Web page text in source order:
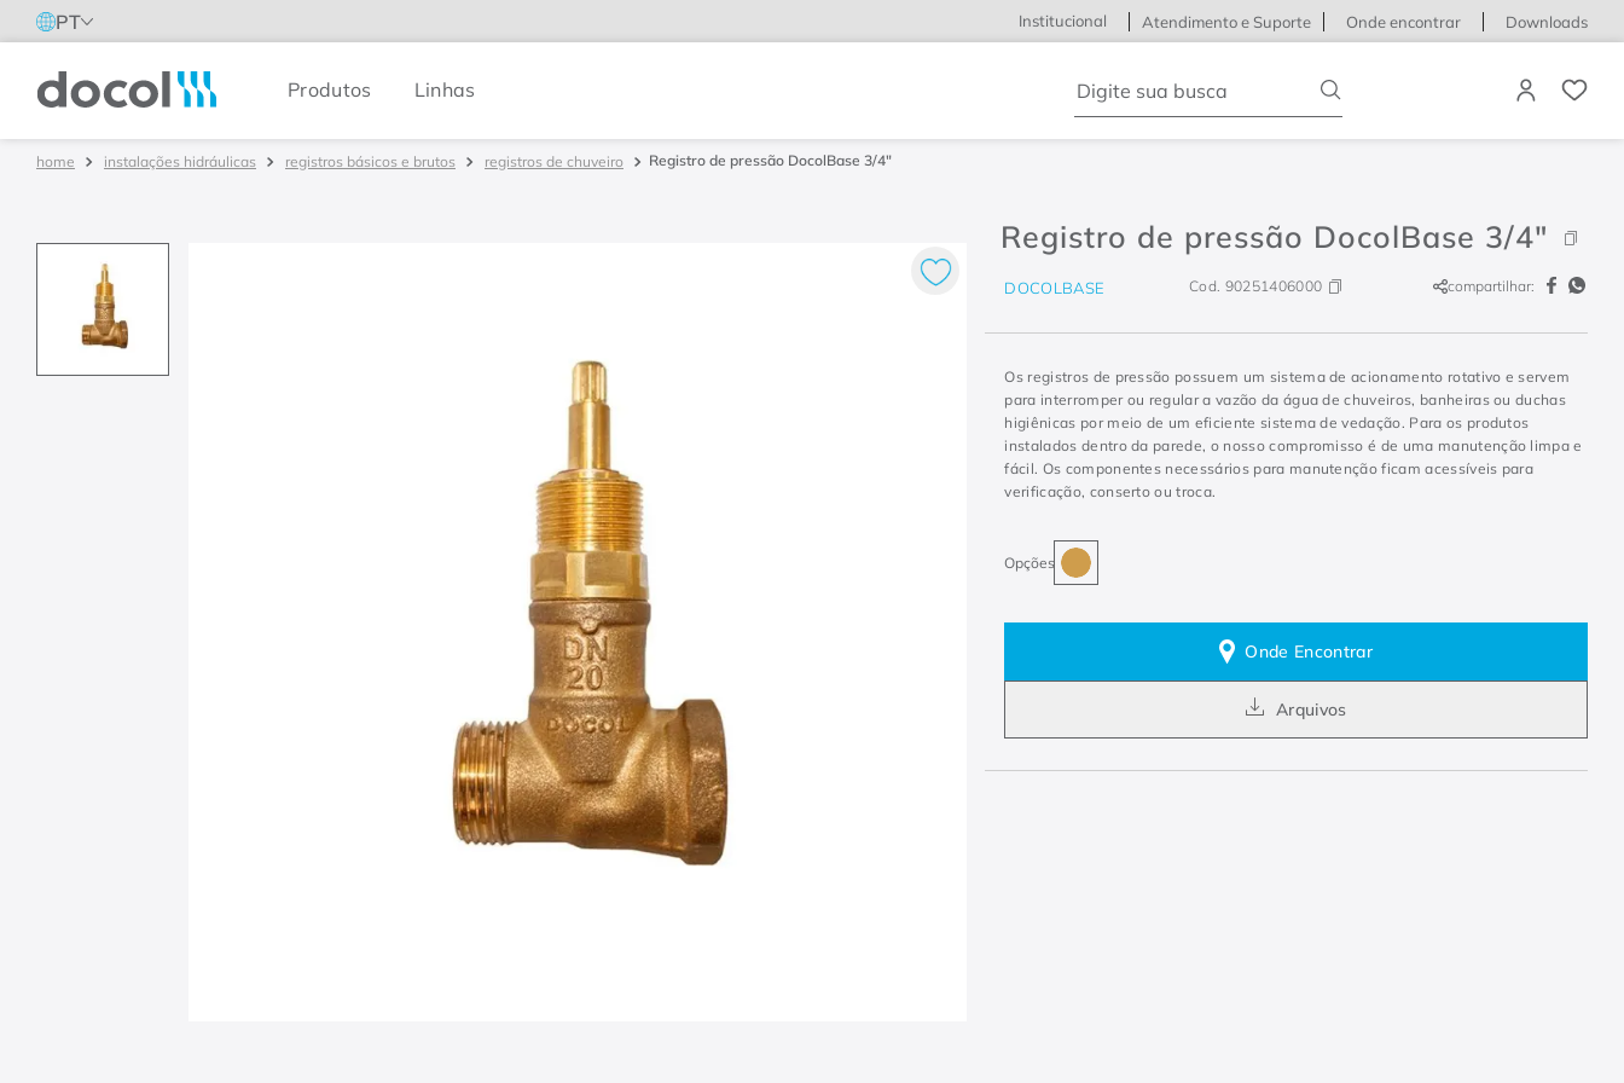
PT Institucional Atendimento e Suporte Onde encontrar Downloads
Docol Produtos Linhas
instalações hidráulicas registros básicos e brutos registros de chuveiro Registro de pressão DocolBase 3/4"
Registro de pressão DocolBase 3/4"
DOCOLBASE Cod. 90251406000 compartilhar:
Os registros de pressão possuem um sistema de acionamento rotativo e servem
para interromper ou regular a vazão da água de chuveiros, banheiras ou duchas
higiênicas por meio de um eficiente sistema de vedação. Para os produtos
instalados dentro da parede, o nosso compromisso é de uma manutenção limpa e
fácil. Os componentes necessários para manutenção ficam acessíveis para
verificação, conserto ou troca.
Onde Encontrar
Arquivos